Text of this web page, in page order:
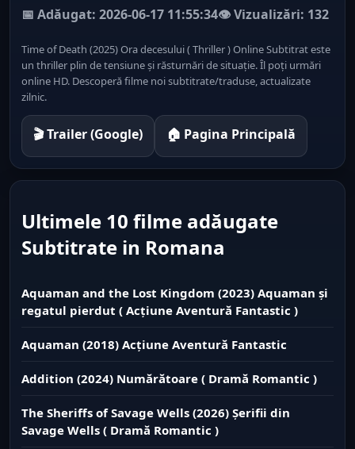
📅 Adăugat: 2026-06-17 11:55:34👁️ Vizualizări: 132
Time of Death (2025) Ora decesului ( Thriller ) Online Subtitrat este
un thriller plin de tensiune și răsturnări de situație. Îl poți urmări
online HD. Descoperă filme noi subtitrate/traduse, actualizate
zilnic.
🎬 Trailer (Google) 🏠 Pagina Principală
Ultimele 10 filme adăugate
Subtitrate in Romana
Aquaman and the Lost Kingdom (2023) Aquaman și
regatul pierdut ( Acțiune Aventură Fantastic )
Aquaman (2018) Acțiune Aventură Fantastic
Addition (2024) Numărătoare ( Dramă Romantic )
The Sheriffs of Savage Wells (2026) Șerifii din
Savage Wells ( Dramă Romantic )